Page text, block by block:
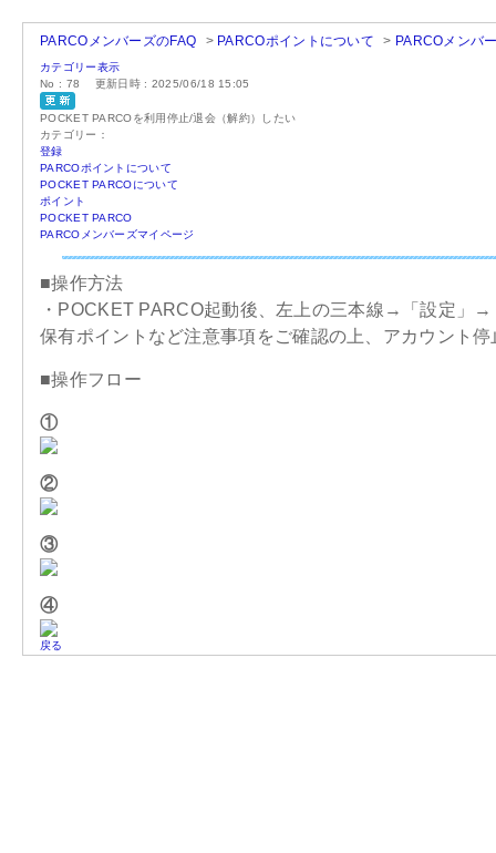
PARCOメンバーズのFAQ > PARCOポイントについて > PARCOメンバ
カテゴリー表示
No : 78
更新日時 : 2025/06/18 15:05
POCKET PARCOを利用停止/退会（解約）したい
カテゴリー：
登録
PARCOポイントについて
POCKET PARCOについて
ポイント
POCKET PARCO
PARCOメンバーズマイページ
■操作方法
・POCKET PARCO起動後、左上の三本線→「設定」
保有ポイントなど注意事項をご確認の上、アカウント
■操作フロー
①
②
③
④
戻る